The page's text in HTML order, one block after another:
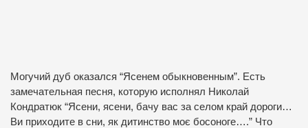
Могучий дуб оказался “Ясенем обыкновенным”. Есть
замечательная песня, которую исполнял Николай
Кондратюк “Ясени, ясени, бачу вас за селом край дороги…
Ви приходите в сни, як дитинство моє босоноге….” Что